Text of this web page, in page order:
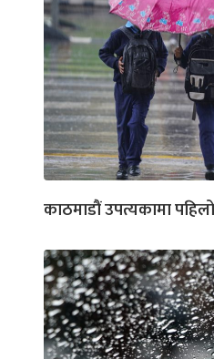
काठमाडौं उपत्यकामा